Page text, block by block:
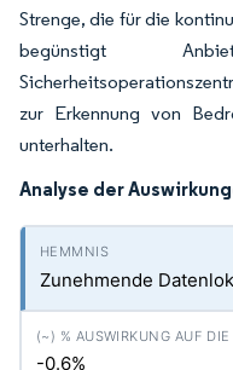
Strenge, die für die
begünstigt
zur Erkennung von
unterhalten.
Analyse der
Zunehmende
-0.6%